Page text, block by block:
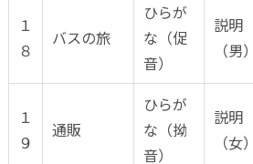
１
８
バスの旅
ひらが
な（促
音）
説明
（男）
１
９
通販
ひらが
な（拗
音）
説明
（女）